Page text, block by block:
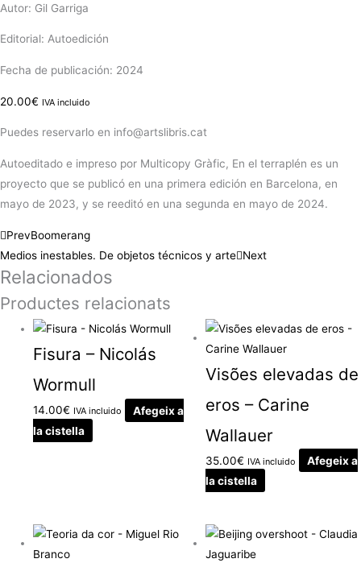
Autor: Gil Garriga
Editorial: Autoedición
Fecha de publicación: 2024
20.00€ IVA incluido
Puedes reservarlo en info@artslibris.cat
Autoeditado e impreso por Multicopy Gràfic, En el terraplén es un
proyecto que se publicó en una primera edición en Barcelona, en
mayo de 2023, y se reeditó en una segunda en mayo de 2024.
PrevBoomerang
Medios inestables. De objetos técnicos y arte Next
Relacionados
Productes relacionats
Fisura – Nicolás
Wormull
14.00€ IVA incluido
Afegeix a
la cistella
Visões elevadas de
eros – Carine
Wallauer
35.00€ IVA incluido
Afegeix a
la cistella